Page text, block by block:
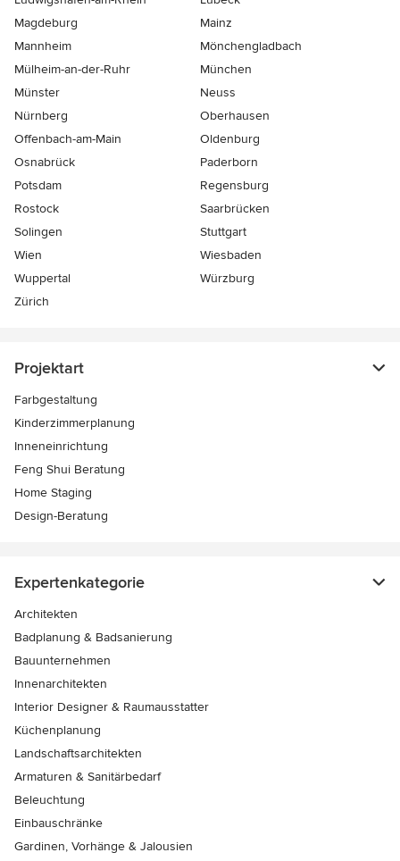
Magdeburg
Mainz
Mannheim
Mönchen­gladbach
Mülheim-an-der-Ruhr
München
Münster
Neuss
Nürnberg
Oberhausen
Offenbach-am-Main
Oldenburg
Osnabrück
Paderborn
Potsdam
Regensburg
Rostock
Saarbrücken
Solingen
Stuttgart
Wien
Wiesbaden
Wuppertal
Würzburg
Zürich
Projektart
Farbgestaltung
Kinderzimmerplanung
Inneneinrichtung
Feng Shui Beratung
Home Staging
Design-Beratung
Expertenkategorie
Architekten
Badplanung & Badsanierung
Bauunternehmen
Innenarchitekten
Interior Designer & Raumausstatter
Küchenplanung
Landschaftsarchitekten
Armaturen & Sanitärbedarf
Beleuchtung
Einbauschränke
Gardinen, Vorhänge & Jalousien